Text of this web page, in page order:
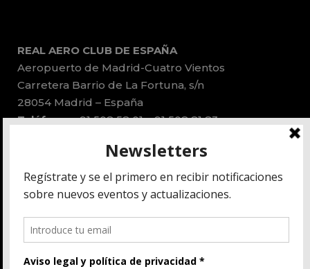
REAL AERO CLUB DE ESPAÑA
Aeropuerto de Madrid-Cuatro Vientos
Carretera Barrio de La Fortuna, s/n
28054 Madrid – España
Teléfonos:91 508 58 01 – 91 508 81 83